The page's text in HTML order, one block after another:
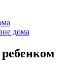
дома